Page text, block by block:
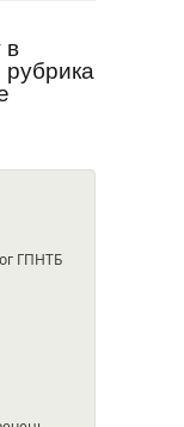
в
ГПНТБ